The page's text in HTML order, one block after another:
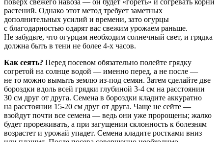
растений. Однако этот метод требует заметных
дополнительных усилий и времени, зато огурцы
с благодарностью одарят вас свежим урожаем раньше.
Не забудьте, что огурцам необходим солнечный свет, и грядка
должна быть в тени не более 4-х часов.
Как сеять? Перед посевом обязательно полейте грядку
согретой на солнце водой — именно перед, а не после —
не то можно вымыть землю из-под семян. Затем сделайте две
бороздки вдоль всей грядки глубиной 3-4 см на расстоянии
30 см друг от друга. Семена в бороздки кладите аккуратно
на расстоянии 15-20 см друг от друга. Чаще не сейте —
взойдут почти все семена — ведь они уже пророщены; жалко
будет прореживать, а при загущении склонность к болезням
возрастет и урожай упадет. Семена кладите ростками вниз